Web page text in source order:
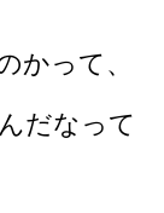
かって、
だなって